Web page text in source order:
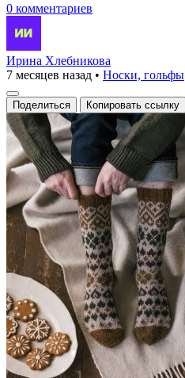
0 комментариев
Ирина Хлебникова
7 месяцев назад • Носки, гольфы
Поделиться Копировать ссылку